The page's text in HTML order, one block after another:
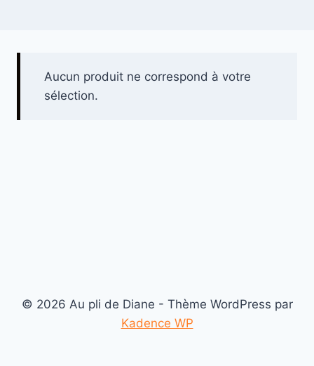
Aucun produit ne correspond à votre
sélection.
© 2026 Au pli de Diane - Thème WordPress par
Kadence WP